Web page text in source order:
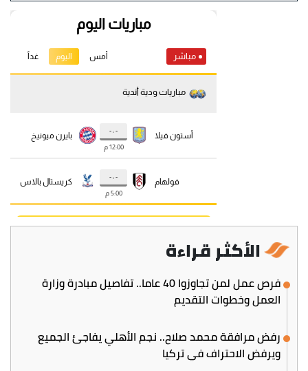
الأكثر قراءة
فرص عمل لمن تجاوزوا 40 عاما.. تفاصيل مبادرة وزارة
العمل وخطوات التقديم
رفض مرافقة محمد صلاح.. نجم الأهلي يفاجئ الجميع
ويرفض الاحتراف في تركيا